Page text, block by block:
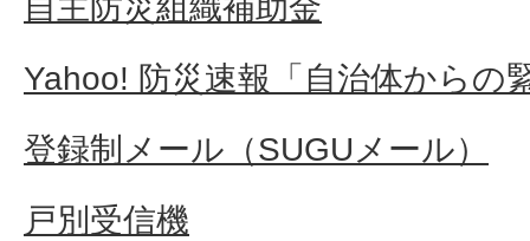
Yahoo! 防災速報「自治体からの
登録制メール（SUGUメール）
戸別受信機